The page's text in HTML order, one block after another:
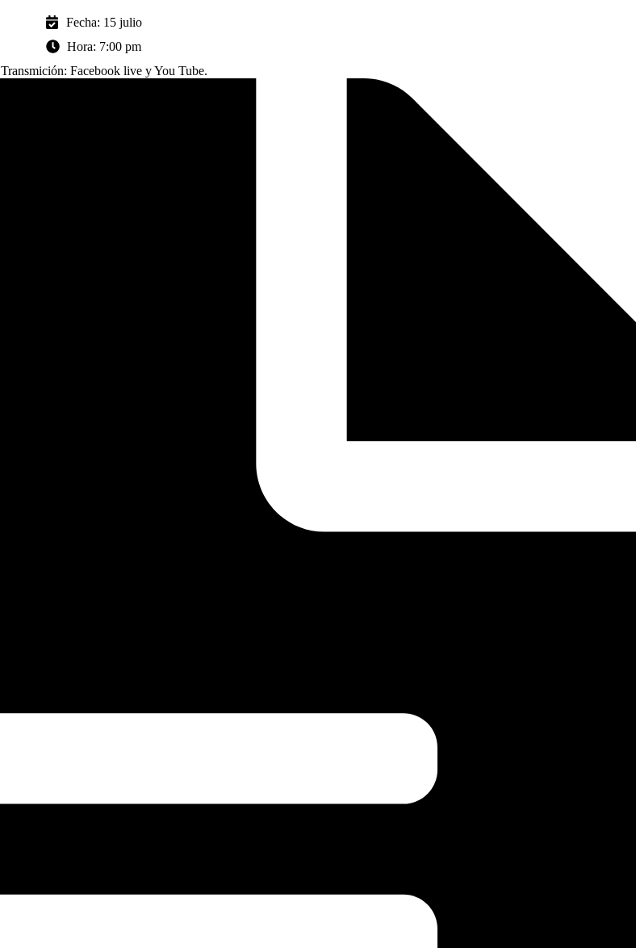
Fecha: 15 julio
Hora: 7:00 pm
Transmición: Facebook live y You Tube.